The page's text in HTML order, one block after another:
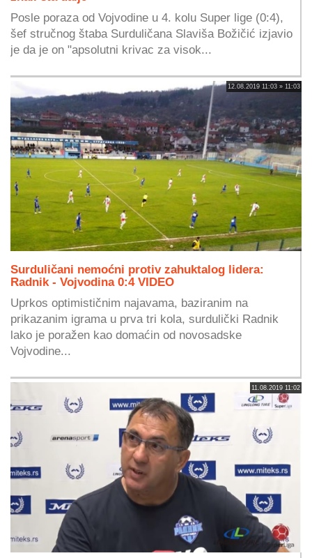
Posle poraza od Vojvodine u 4. kolu Super lige (0:4),
šef stručnog štaba Surduličana Slaviša Božičić izjavio
je da je on "apsolutni krivac za visok...
12.08.2019 11:03 » 11:03
Surduličani nemoćni protiv zahuktalog lidera:
Radnik - Vojvodina 0:4 VIDEO
Uprkos optimističnim najavama, baziranim na
prikazanim igrama u prva tri kola, surdulički Radnik
lako je poražen kao domaćin od novosadske
Vojvodine...
11.08.2019 11:02